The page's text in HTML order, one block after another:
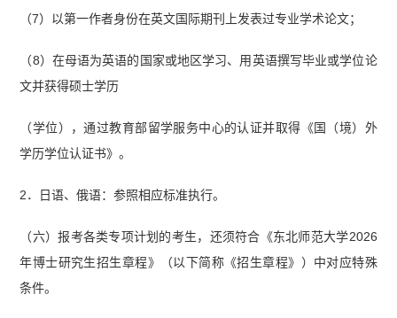
（7）以第一作者身份在英文国际期刊上发表过专业学术论文；
（8）在母语为英语的国家或地区学习、用英语撰写毕业或学位论
文并获得硕士学历
（学位），通过教育部留学服务中心的认证并取得《国（境）外
学历学位认证书》。
2．日语、俄语：参照相应标准执行。
（六）报考各类专项计划的考生，还须符合《东北师范大学2026
年博士研究生招生章程》（以下简称《招生章程》）中对应特殊
条件。